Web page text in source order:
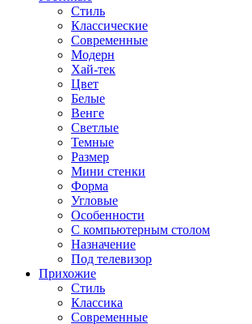
Стиль
Классические
Современные
Модерн
Хай-тек
Цвет
Белые
Венге
Светлые
Темные
Размер
Мини стенки
Форма
Угловые
Особенности
С компьютерным столом
Назначение
Под телевизор
Прихожие
Стиль
Классика
Современные